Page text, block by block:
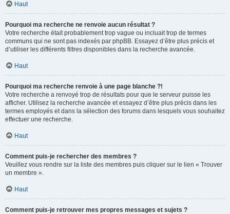
Haut
Pourquoi ma recherche ne renvoie aucun résultat ?
Votre recherche était probablement trop vague ou incluait trop de termes
communs qui ne sont pas indexés par phpBB. Essayez d’être plus précis et
d’utiliser les différents filtres disponibles dans la recherche avancée.
Haut
Pourquoi ma recherche renvoie à une page blanche ?!
Votre recherche a renvoyé trop de résultats pour que le serveur puisse les
afficher. Utilisez la recherche avancée et essayez d’être plus précis dans les
termes employés et dans la sélection des forums dans lesquels vous souhaitez
effectuer une recherche.
Haut
Comment puis-je rechercher des membres ?
Veuillez vous rendre sur la liste des membres puis cliquer sur le lien « Trouver
un membre ».
Haut
Comment puis-je retrouver mes propres messages et sujets ?